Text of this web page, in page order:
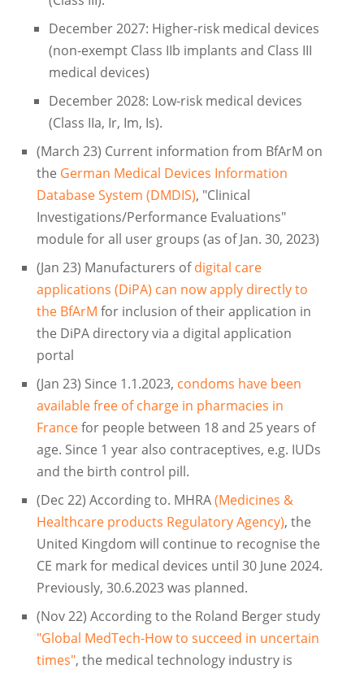
December 2027: Higher-risk medical devices
(non-exempt Class IIb implants and Class III
medical devices)
December 2028: Low-risk medical devices
(Class IIa, Ir, Im, Is).
(March 23) Current information from BfArM on
the German Medical Devices Information
Database System (DMDIS), "Clinical
Investigations/Performance Evaluations"
module for all user groups (as of Jan. 30, 2023)
(Jan 23) Manufacturers ofdigital care
applications (DiPA) can now apply directly to
the BfArM for inclusion of their application in
the DiPA directory via a digital application
portal
(Jan 23) Since 1.1.2023, condoms have been
available free of charge in pharmacies in
Francefor people between 18 and 25 years of
age. Since 1 year also contraceptives, e.g. IUDs
and the birth control pill.
(Dec 22) According to. MHRA(Medicines &
Healthcare products Regulatory Agency), the
United Kingdom will continue to recognise the
CE mark for medical devices until 30 June 2024.
Previously, 30.6.2023 was planned.
(Nov 22) According to the Roland Berger study
"Global MedTech-How to succeed in uncertain
times", the medical technology industry is